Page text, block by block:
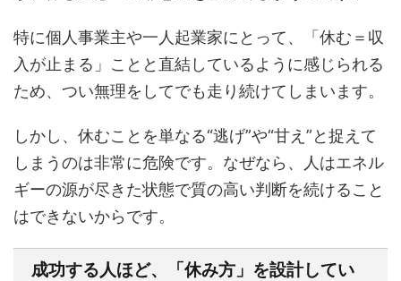
特に個人事業主や一人起業家にとって、「休む＝収
入が止まる」ことと直結しているように感じられる
ため、つい無理をしてでも走り続けてしまいます。
しかし、休むことを単なる“逃げ”や“甘え”と捉えて
しまうのは非常に危険です。なぜなら、人はエネル
ギーの源が尽きた状態で質の高い判断を続けること
はできないからです。
成功する人ほど、「休み方」を設計してい